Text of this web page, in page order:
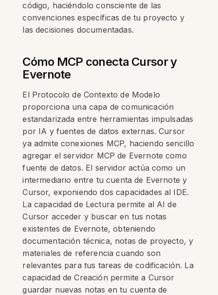
código, haciéndolo consciente de las
convenciones específicas de tu proyecto y
las decisiones documentadas.
Cómo MCP conecta Cursor y
Evernote
El Protocolo de Contexto de Modelo
proporciona una capa de comunicación
estandarizada entre herramientas impulsadas
por IA y fuentes de datos externas. Cursor
ya admite conexiones MCP, haciendo sencillo
agregar el servidor MCP de Evernote como
fuente de datos. El servidor actúa como un
intermediario entre tu cuenta de Evernote y
Cursor, exponiendo dos capacidades al IDE.
La capacidad de Lectura permite al AI de
Cursor acceder y buscar en tus notas
existentes de Evernote, obteniendo
documentación técnica, notas de proyecto, y
materiales de referencia cuando son
relevantes para tus tareas de codificación. La
capacidad de Creación permite a Cursor
guardar nuevas notas en tu cuenta de